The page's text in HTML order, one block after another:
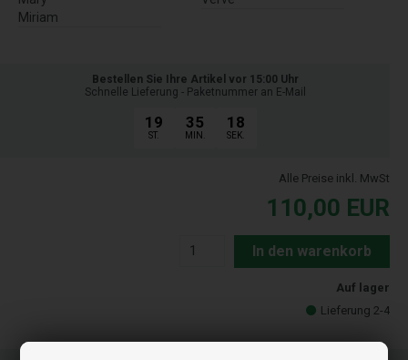
Miriam
Bestellen Sie Ihre Artikel vor 15:00 Uhr
Schnelle Lieferung - Paketnummer an E-Mail
19
ST.
35
MIN.
17
SEK.
Alle Preise inkl. MwSt
110,00 EUR
In den warenkorb
Auf lager
Lieferung 2-4